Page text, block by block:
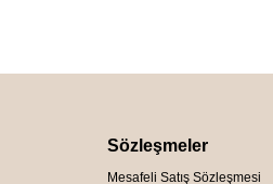
Sözleşmeler
Mesafeli Satış Sözleşmesi